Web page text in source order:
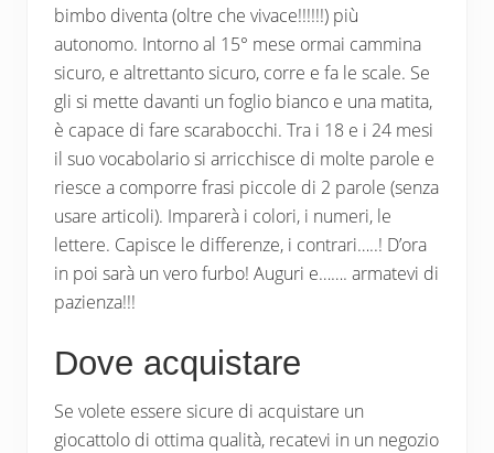
bimbo diventa (oltre che vivace!!!!!!) più
autonomo. Intorno al 15° mese ormai cammina
sicuro, e altrettanto sicuro, corre e fa le scale. Se
gli si mette davanti un foglio bianco e una matita,
è capace di fare scarabocchi. Tra i 18 e i 24 mesi
il suo vocabolario si arricchisce di molte parole e
riesce a comporre frasi piccole di 2 parole (senza
usare articoli). Imparerà i colori, i numeri, le
lettere. Capisce le differenze, i contrari…..! D’ora
in poi sarà un vero furbo! Auguri e……. armatevi di
pazienza!!!
Dove acquistare
Se volete essere sicure di acquistare un
giocattolo di ottima qualità, recatevi in un negozio